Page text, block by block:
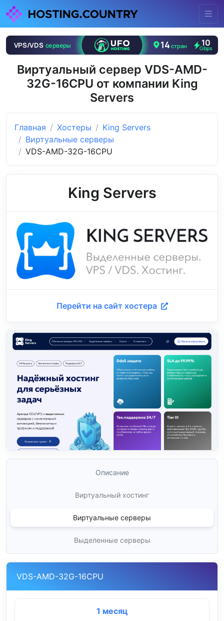
Виртуальный сервер VDS-AMD-
32G-16CPU от компании King
Servers
Главная Хостеры
King Servers
Виртуальные серверы
VDS-AMD-32G-16CPU
King Servers
Перейти на сайт хостера
Описание
Виртуальный хостинг
Виртуальные серверы
Выделенные серверы
VDS-AMD-32G-16CPU
1 месяц